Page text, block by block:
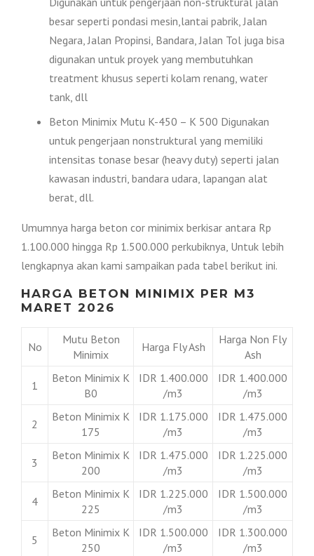
besar seperti pondasi mesin,lantai pabrik, Jalan
Negara, Jalan Propinsi, Bandara, Jalan Tol juga bisa
digunakan untuk proyek yang membutuhkan
treatment khusus seperti kolam renang, water
tank, dll
Beton Minimix Mutu K-450 – K 500 Digunakan
untuk pengerjaan nonstruktural yang memiliki
intensitas tonase besar (heavy duty) seperti jalan
kawasan industri, bandara udara, lapangan alat
berat, dll.
Umumnya harga beton cor minimix berkisar antara Rp
1.100.000 hingga Rp 1.500.000 perkubiknya, Untuk lebih
lengkapnya akan kami sampaikan pada tabel berikut ini.
HARGA BETON MINIMIX PER M3
MARET 2026
No
Mutu Beton
Minimix
Harga Fly Ash
Harga Non Fly
Ash
1
Beton Minimix K
B0
IDR 1.400.000
/m3
IDR 1.400.000
/m3
2
Beton Minimix K
175
IDR 1.175.000
/m3
IDR 1.475.000
/m3
3
Beton Minimix K
200
IDR 1.475.000
/m3
IDR 1.225.000
/m3
4
Beton Minimix K
225
IDR 1.225.000
/m3
IDR 1.500.000
/m3
5
Beton Minimix K
250
IDR 1.500.000
/m3
IDR 1.300.000
/m3